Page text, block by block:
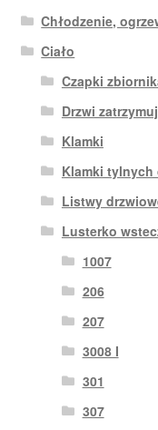
Chłodzenie,
Ciało
Czapki
Drzwi
Klamki
Klamki tylnych
Listwy
Lusterko
1007
206
207
3008 I
301
307